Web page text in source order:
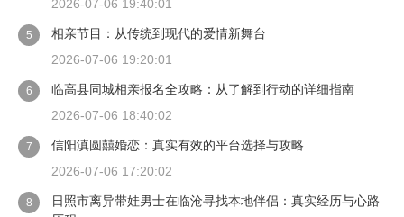
2026-07-06 19:40:01
5
相亲节目：从传统到现代的爱情新舞台
2026-07-06 19:20:01
6
临高县同城相亲报名全攻略：从了解到行动的详细指南
2026-07-06 18:40:02
7
信阳滇圆囍婚恋：真实有效的平台选择与攻略
2026-07-06 17:20:02
8
日照市离异带娃男士在临沧寻找本地伴侣：真实经历与心路